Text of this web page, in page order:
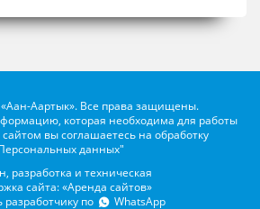
Аартык». Все права защищены.
которая необходима для работы
вы соглашаетесь на обработку
данных"
разработка и техническая
сайта: «Аренда сайтов»
разработчику по
WhatsApp